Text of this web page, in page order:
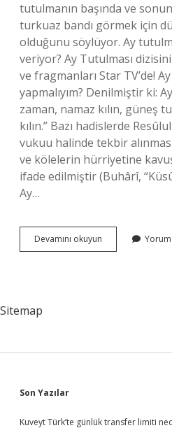
tutulmanın başında ve
turkuaz bandı görmek için
olduğunu söylüyor. Ay
veriyor? Ay Tutulması
ve fragmanları Star TV’de!
yapmalıyım? Denilmiştir ki:
zaman, namaz kılın, güneş
kılın.” Bazı hadislerde
vukuu halinde tekbir
ve kölelerin hürriyetine
ifade edilmiştir (Buhârî,
Ay…
Devamını okuyun
Tutulması
Yorum
Sitemap
Sidebar
Son Yazılar
Kuveyt Türk’te günlük transfer limiti